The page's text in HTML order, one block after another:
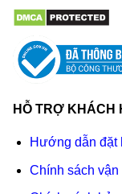
HỖ TRỢ KHÁCH
Hướng dẫn đặt
Chính sách vận